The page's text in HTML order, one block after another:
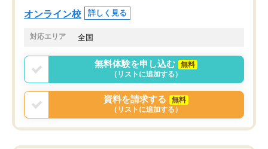
オンライン校 詳しく見る
対応エリア 全国
無料体験を申し込む
無料
（リストに追加する）
資料を請求する
無料
（リストに追加する）